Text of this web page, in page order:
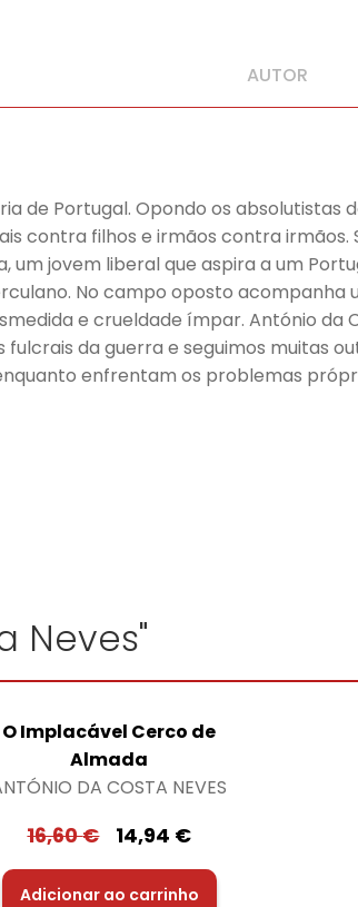
AUTOR
de Portugal. Opondo os absolutistas
contra filhos e irmãos contra
jovem liberal que aspira a um
No campo oposto acompanha
e crueldade ímpar. António da
da guerra e seguimos muitas
enfrentam os problemas
Neves"
O Implacável Cerco de
Almada
DA COSTA NEVES
16,60€ 14,94 €
Adicionar ao carrinho